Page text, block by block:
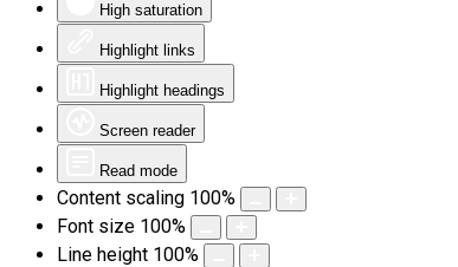
High saturation
Highlight links
Highlight headings
Screen reader
Read mode
Content scaling 100%
Font size 100%
Line height 100%